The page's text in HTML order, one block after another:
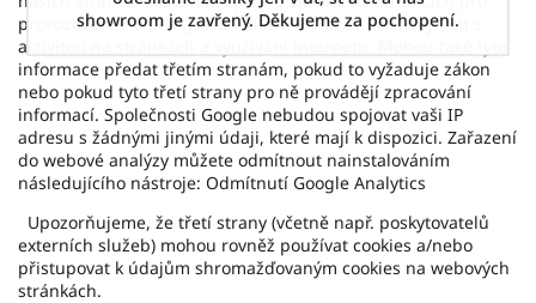
showroom je zavřený. Děkujeme za pochopení.
provozovatele a poskytování dalších služeb souvisejících s
aktivitou na stránkách a využívání internetu. Mohou také tyto
informace předat třetím stranám, pokud to vyžaduje zákon
nebo pokud tyto třetí strany pro ně provádějí zpracování
informací. Společnosti Google nebudou spojovat vaši IP
adresu s žádnými jinými údaji, které mají k dispozici. Zařazení
do webové analýzy můžete odmítnout nainstalováním
následujícího nástroje: Odmítnutí Google Analytics
Upozorňujeme, že třetí strany (včetně např. poskytovatelů
externích služeb) mohou rovněž používat cookies a/nebo
přistupovat k údajům shromažďovaným cookies na webových
stránkách.